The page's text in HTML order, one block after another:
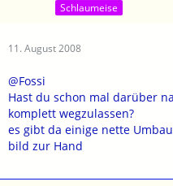
Schlaumeise
11. August 2008
@Fossi
Hast du schon mal darüber
komplett wegzulassen?
es gibt da einige nette
bild zur Hand